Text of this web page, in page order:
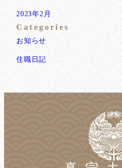
2023年2月
Categories
お知らせ
住職日記